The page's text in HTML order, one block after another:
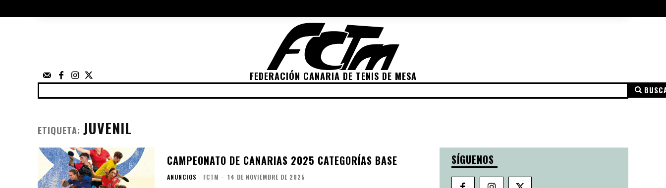
FEDERACIÓN CANARIA DE TENIS DE MESA
POLÍTICA DE PRIVACIDAD
ETIQUETA: JUVENIL
CAMPEONATO DE CANARIAS 2025 CATEGORÍAS BASE
ANUNCIOS FCTM - 14 DE NOVIEMBRE DE 2025
SÍGUENOS